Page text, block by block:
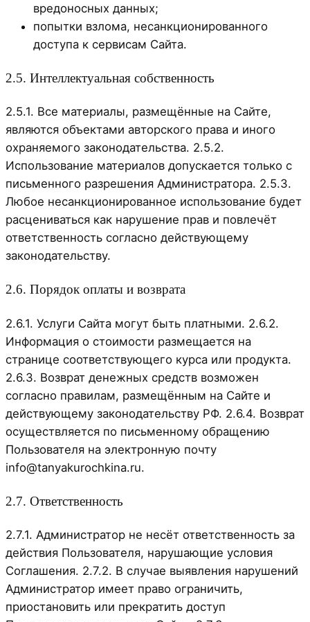
вредоносных данных;
попытки взлома, несанкционированного
доступа к сервисам Сайта.
2.5. Интеллектуальная собственность
2.5.1. Все материалы, размещённые на Сайте,
являются объектами авторского права и иного
охраняемого законодательства. 2.5.2.
Использование материалов допускается только с
письменного разрешения Администратора. 2.5.3.
Любое несанкционированное использование будет
расцениваться как нарушение прав и повлечёт
ответственность согласно действующему
законодательству.
2.6. Порядок оплаты и возврата
2.6.1. Услуги Сайта могут быть платными. 2.6.2.
Информация о стоимости размещается на
странице соответствующего курса или продукта.
2.6.3. Возврат денежных средств возможен
согласно правилам, размещённым на Сайте и
действующему законодательству РФ. 2.6.4. Возврат
осуществляется по письменному обращению
Пользователя на электронную почту
info@tanyakurochkina.ru.
2.7. Ответственность
2.7.1. Администратор не несёт ответственность за
действия Пользователя, нарушающие условия
Соглашения. 2.7.2. В случае выявления нарушений
Администратор имеет право ограничить,
приостановить или прекратить доступ